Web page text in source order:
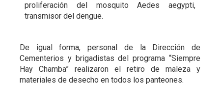
proliferación del mosquito Aedes aegypti,
transmisor del dengue.
De igual forma, personal de la Dirección de
Cementerios y brigadistas del programa “Siempre
Hay Chamba” realizaron el retiro de maleza y
materiales de desecho en todos los panteones.